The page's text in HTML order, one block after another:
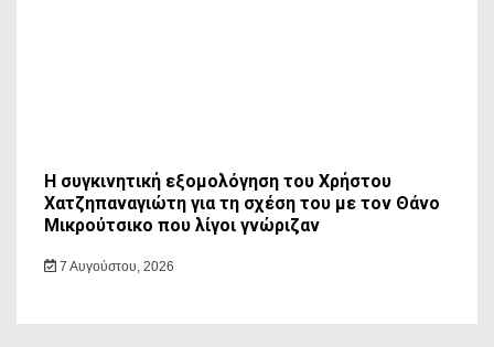
Η συγκινητική εξομολόγηση του Χρήστου
Χατζηπαναγιώτη για τη σχέση του με τον Θάνο
Μικρούτσικο που λίγοι γνώριζαν
7 Αυγούστου, 2026